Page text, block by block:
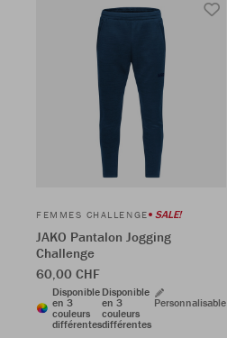
FEMMES CHALLENGE SALE!
JAKO Pantalon Jogging
Challenge
60,00 CHF
Disponible
en 3
couleurs
différentes
Disponible
en 3
couleurs
différentes
Personnalisable